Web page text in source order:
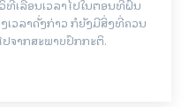
ທີເລື່ອນເວລາໄປໃນຕອນທີ່ຝົນ
ວລາດັ່ງກ່າວ ກໍຍັງມີສິ່ງທີ່ຄວນ
ຈາກສະພາບປົກກະຕິ.